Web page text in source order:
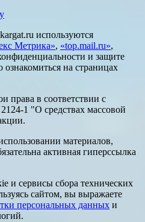
используются
Метрика», «top.mail.ru»,
и защите
на страницах
права в соответствии с
1 "О средствах массовой
материалов,
активная гиперссылка
и сервисы сбора технических
сайтом, вы выражаете
персональных данных и